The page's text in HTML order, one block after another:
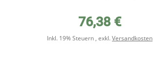
76,38 €
Inkl. 19% Steuern , exkl.Versandkosten